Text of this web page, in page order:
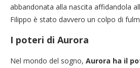
abbandonata alla nascita affidandola
Filippo è stato davvero un colpo di
I poteri di Aurora
Nel mondo del sogno, Aurora ha il